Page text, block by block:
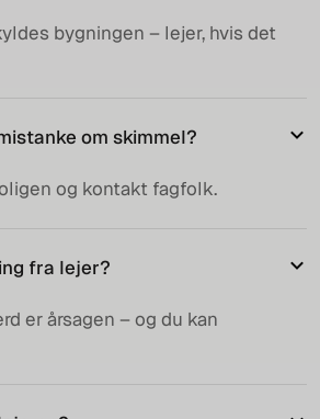
bygningen – lejer, hvis det
om skimmel?
og kontakt fagfolk.
fra lejer?
er årsagen – og du kan